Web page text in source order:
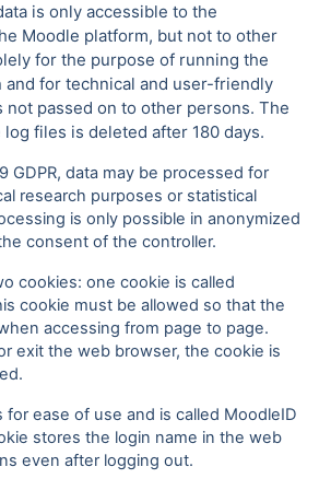
is only accessible to the
Moodle platform, but not to other
for the purpose of running the
for technical and user-friendly
not passed on to other persons. The
files is deleted after 180 days.
GDPR, data may be processed for
research purposes or statistical
is only possible in anonymized
consent of the controller.
cookies: one cookie is called
cookie must be allowed so that the
accessing from page to page.
exit the web browser, the cookie is
ease of use and is called MoodleID
stores the login name in the web
even after logging out.